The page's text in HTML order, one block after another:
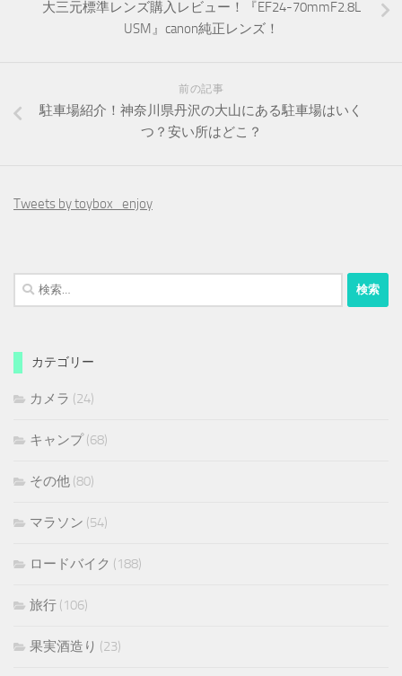
大三元標準レンズ購入レビュー！『EF24-70mmF2.8L
USM』canon純正レンズ！
前の記事
駐車場紹介！神奈川県丹沢の大山にある駐車場はいく
つ？安い所はどこ？
Tweets by toybox_enjoy
検
索:
カテゴリー
カメラ (24)
キャンプ(68)
その他 (80)
マラソン (54)
ロードバイク (188)
旅行 (106)
果実酒造り (23)